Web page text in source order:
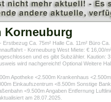
Korneuburg
Ca. 75m² Halle Ca. 11m² Büro
- Korneuburg West Miete: €
und es gibt Subzähler.
wird nachgereicht! Optional Weitere
Apotheke <2.500m Krankenhaus
Einkaufszentrum <8.500m Sonstige
<9.500m Angaben Entfernung
am 28.07.2025.